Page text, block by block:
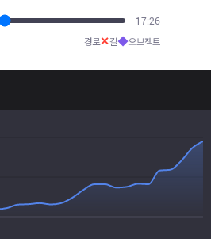
19:35
경로✕킬◆오브젝트